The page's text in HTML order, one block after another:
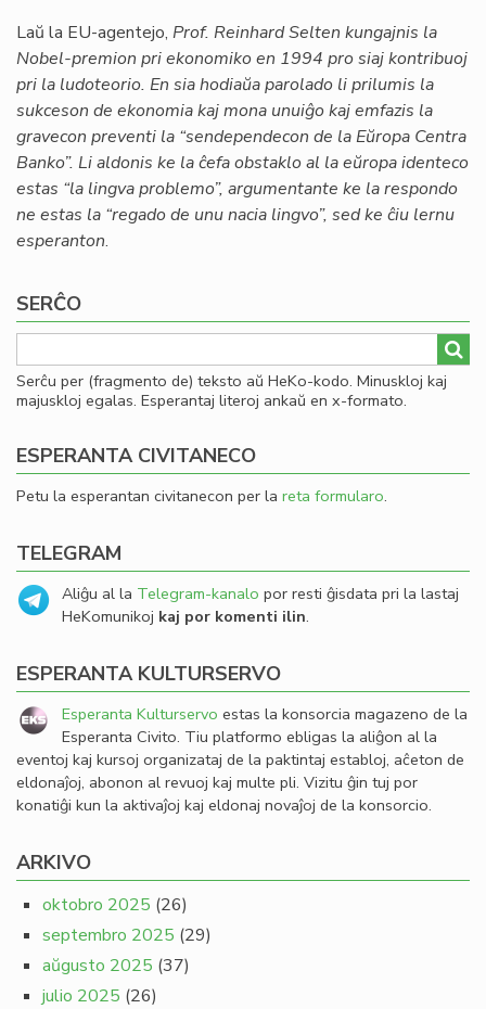
Laŭ la EU-agentejo, Prof. Reinhard Selten kungajnis la
Nobel-premion pri ekonomiko en 1994 pro siaj kontribuoj
pri la ludoteorio. En sia hodiaŭa parolado li prilumis la
sukceson de ekonomia kaj mona unuiĝo kaj emfazis la
gravecon preventi la “sendependecon de la Eŭropa Centra
Banko”. Li aldonis ke la ĉefa obstaklo al la eŭropa identeco
estas “la lingva problemo”, argumentante ke la respondo
ne estas la “regado de unu nacia lingvo”, sed ke ĉiu lernu
esperanton.
SERĈO
Serĉu per (fragmento de) teksto aŭ HeKo-kodo. Minuskloj kaj
majuskloj egalas. Esperantaj literoj ankaŭ en x-formato.
ESPERANTA CIVITANECO
Petu la esperantan civitanecon per la reta formularo.
TELEGRAM
Aliĝu al la Telegram-kanalo por resti ĝisdata pri la lastaj
HeKomunikoj kaj por komenti ilin.
ESPERANTA KULTURSERVO
Esperanta Kulturservo estas la konsorcia magazeno de la
Esperanta Civito. Tiu platformo ebligas la aliĝon al la
eventoj kaj kursoj organizataj de la paktintaj establoj, aĉeton de
eldonaĵoj, abonon al revuoj kaj multe pli. Vizitu ĝin tuj por
konatiĝi kun la aktivaĵoj kaj eldonaj novaĵoj de la konsorcio.
ARKIVO
oktobro 2025 (26)
septembro 2025 (29)
aŭgusto 2025 (37)
julio 2025 (26)